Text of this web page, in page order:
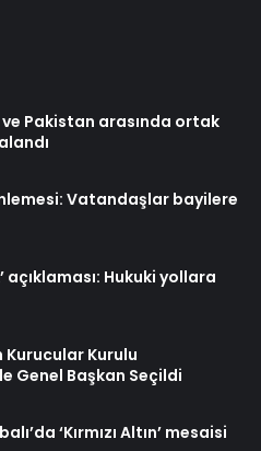
Pakistan arasında ortak
Vatandaşlar bayilere
açıklaması: Hukuki yollara
Kurucular Kurulu
Genel Başkan Seçildi
‘Kırmızı Altın’ mesaisi